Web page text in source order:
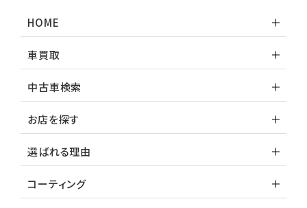
HOME
車買取
中古車検索
お店を探す
選ばれる理由
コーティング